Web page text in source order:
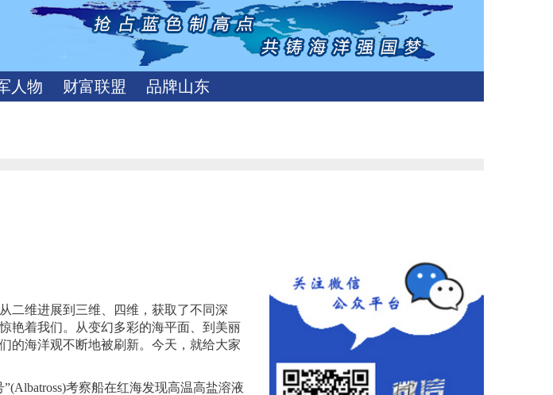
人物 财富联盟 品牌山东
维进展到三维、四维，获取了不同深
艳着我们。从变幻多彩的海平面、到美丽
的海洋观不断地被刷新。今天，就给大家
考察船在红海发现高温高盐溶液